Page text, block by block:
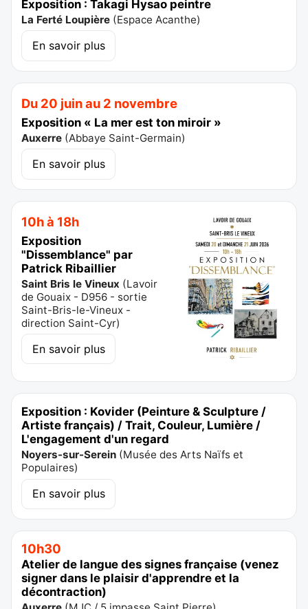
Exposition : Takagi Hysao peintre
La Ferté Loupière (Espace Acanthe)
En savoir plus
Du 20 juin au 2 novembre
Exposition « La mer est ton miroir »
Auxerre (Abbaye Saint-Germain)
En savoir plus
10h à 18h
Exposition
"Dissemblance" par
Patrick Ribaillier
Saint Bris le Vineux (Lavoir
de Gouaix - D956 - sortie
Saint-Bris-le-Vineux -
direction Saint-Cyr)
En savoir plus
Exposition : Kovider (Peinture & Sculpture /
Artiste français) / Trait, Couleur, Lumière /
L'engagement d'un regard
Noyers-sur-Serein (Musée des Arts Naïfs et
Populaires)
En savoir plus
10h30
Atelier de langue des signes française (venez
signer dans le plaisir d'apprendre et la
décontraction)